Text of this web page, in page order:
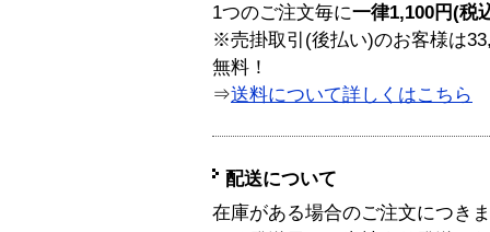
1つのご注文毎に一律1,100円(税
※売掛取引(後払い)のお客様は
無料！
⇒送料について詳しくはこちら
配送について
在庫がある場合のご注文につき